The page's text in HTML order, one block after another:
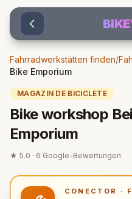
Sari la conținut
Fahrradwerkstätten finden/
Bike Emporium
MAGAZIN DE BICICLETE
Bike workshop
Emporium
★ 5.0 · 6 Google-Bewertungen
CONECTOR ·